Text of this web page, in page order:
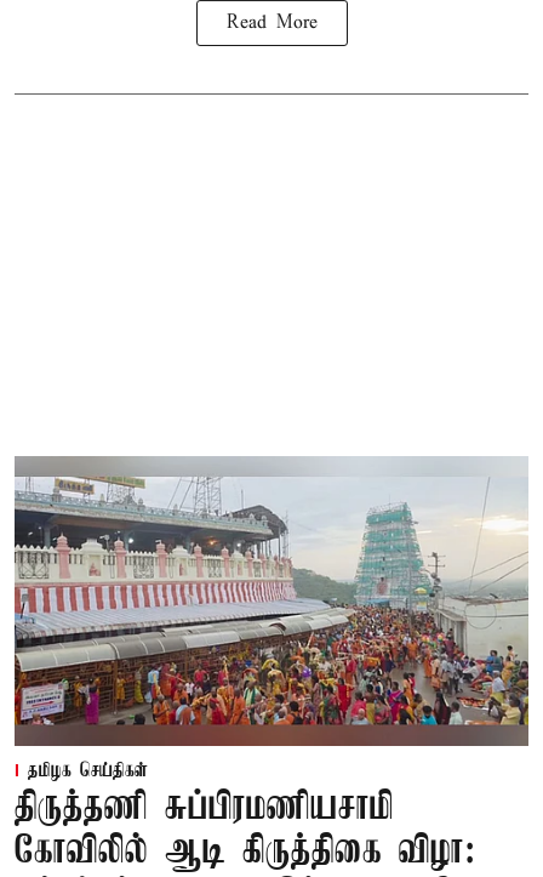
Read More
தமிழக செய்திகள்
திருத்தணி சுப்பிரமணியசாமி
கோவிலில் ஆடி கிருத்திகை விழா: